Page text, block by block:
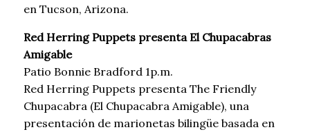
en Tucson, Arizona.
Red Herring Puppets presenta El Chupacabras
Amigable
Patio Bonnie Bradford 1p.m.
Red Herring Puppets presenta The Friendly
Chupacabra (El Chupacabra Amigable), una
presentación de marionetas bilingüe basada en